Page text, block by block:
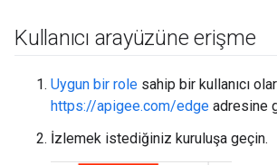
Kullanıcı arayüzüne erişme
Uygun bir role sahip bir kullanıcı
https://apigee.com/edge adresine
İzlemek istediğiniz kuruluşa geçin.